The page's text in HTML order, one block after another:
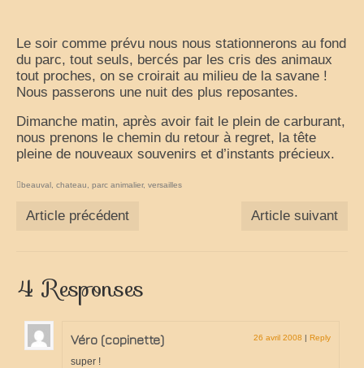
Le soir comme prévu nous nous stationnerons au fond
du parc, tout seuls, bercés par les cris des animaux
tout proches, on se croirait au milieu de la savane !
Nous passerons une nuit des plus reposantes.
Dimanche matin, après avoir fait le plein de carburant,
nous prenons le chemin du retour à regret, la tête
pleine de nouveaux souvenirs et d’instants précieux.
beauval chateau parc animalier, versailles
Article précédent Article suivant
4 Responses
Véro (copinette) 26 avril 2008 | Reply
super !